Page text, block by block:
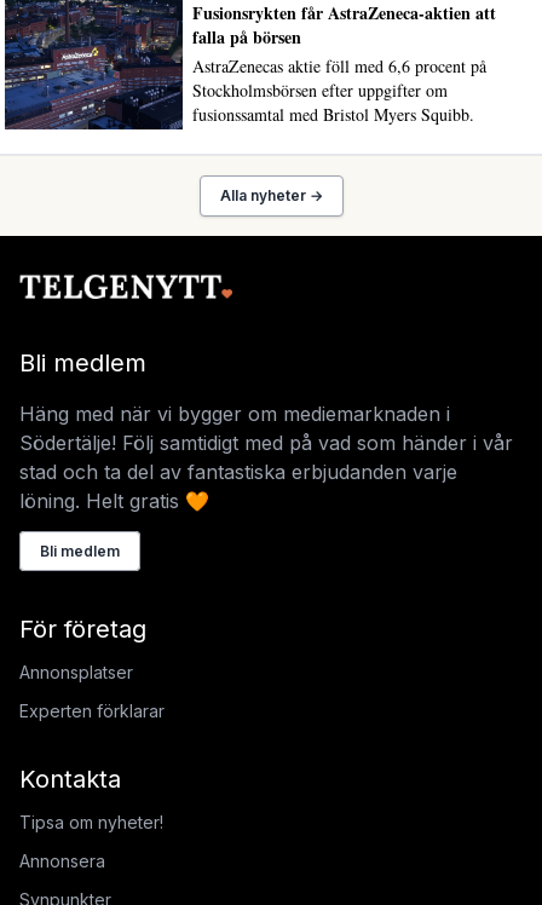
Fusionsrykten får AstraZeneca-aktien att
falla på börsen
AstraZenecas aktie föll med 6,6 procent på
Stockholmsbörsen efter uppgifter om
fusionssamtal med Bristol Myers Squibb.
Alla nyheter →
Bli medlem
Häng med när vi bygger om mediemarknaden i
Södertälje! Följ samtidigt med på vad som händer i vår
stad och ta del av fantastiska erbjudanden varje
löning. Helt gratis 🧡
Bli medlem
För företag
Annonsplatser
Experten förklarar
Kontakta
Tipsa om nyheter!
Annonsera
Synpunkter